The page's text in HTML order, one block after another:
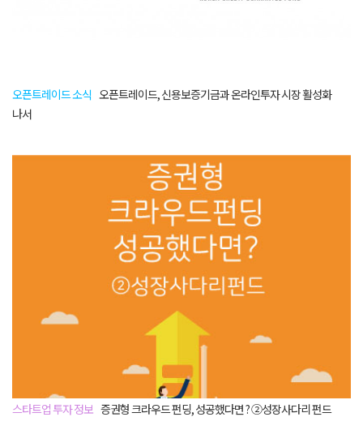
오픈트레이드 소식 오픈트레이드, 신용보증기금과 온라인투자 시장 활성화
나서
스타트업 투자 정보 증권형 크라우드 펀딩, 성공했다면 ? ②성장사다리 펀드